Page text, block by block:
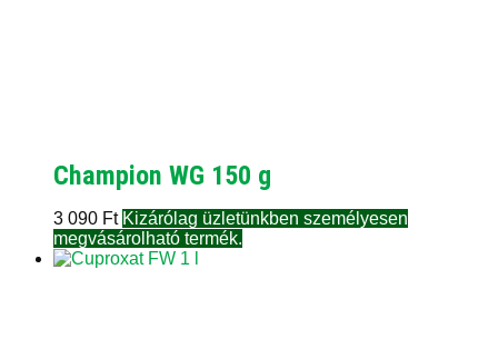
Champion WG 150 g
3 090 Ft Kizárólag üzletünkben személyesen
megvásárolható termék.